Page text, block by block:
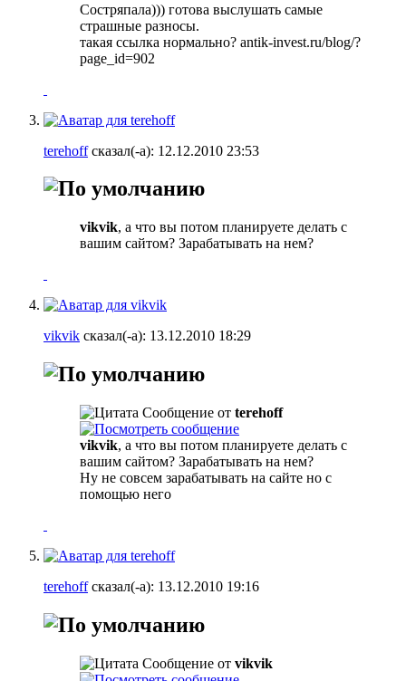
Состряпала))) готова выслушать самые
страшные разносы.
такая ссылка нормально? antik-invest.ru/blog/?
page_id=902
terehoffсказал(-а): 12.12.2010 23:53
vikvik, а что вы потом планируете делать с
вашим сайтом? Зарабатывать на нем?
vikvik сказал(-а): 13.12.2010 18:29
Сообщение от terehoff
vikvik, а что вы потом планируете делать с
вашим сайтом? Зарабатывать на нем?
Ну не совсем зарабатывать на сайте но с
помощью него
terehoffсказал(-а): 13.12.2010 19:16
Сообщение от vikvik